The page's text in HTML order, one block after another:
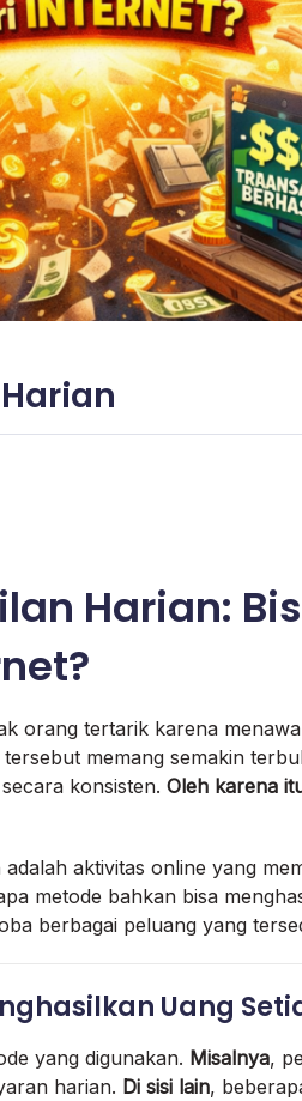
Harian:
orang tertarik karena
memang semakin
konsisten. Oleh karena
aktivitas online yang
metode bahkan bisa
berbagai peluang yang
Uang
yang digunakan. Misalnya,
harian. Di sisi lain,